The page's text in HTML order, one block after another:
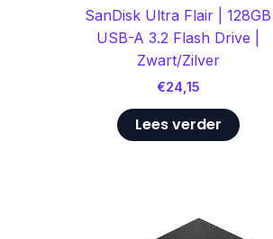
SanDisk Ultra Flair | 128GB
USB-A 3.2 Flash Drive |
Zwart/Zilver
€24,15
Lees verder